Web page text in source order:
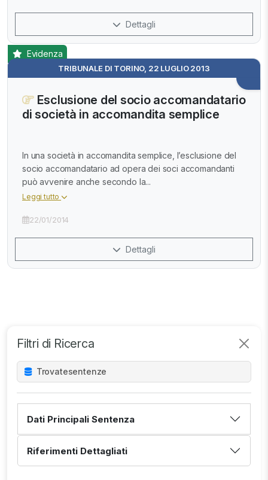
Filtri di Ricerca
Trovatesentenze
Dati Principali Sentenza
Riferimenti Dettagliati
Dettagli
TRIBUNALE DI TORINO, 22 LUGLIO 2013
Evidenza
Esclusione del socio accomandatario
di società in accomandita semplice
In una società in accomandita semplice, l’esclusione del
socio accomandatario ad opera dei soci accomandanti
può avvenire anche secondo la...
Leggi tutto
22/01/2014
Dettagli